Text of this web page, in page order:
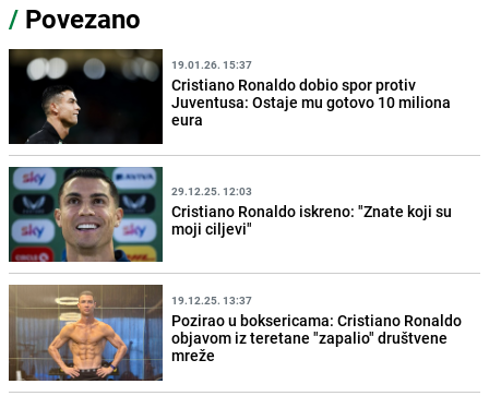
/ Povezano
19.01.26. 15:37
Cristiano Ronaldo dobio spor protiv
Juventusa: Ostaje mu gotovo 10 miliona
eura
29.12.25. 12:03
Cristiano Ronaldo iskreno: "Znate koji su
moji ciljevi"
19.12.25. 13:37
Pozirao u boksericama: Cristiano Ronaldo
objavom iz teretane "zapalio" društvene
mreže